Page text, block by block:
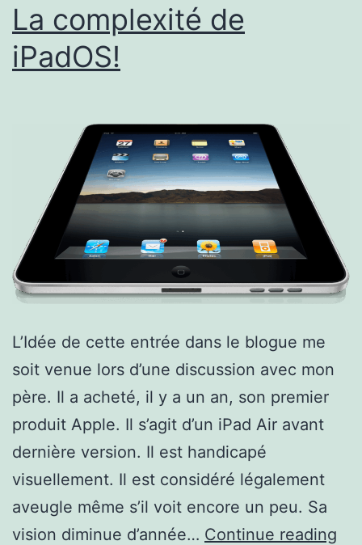
La complexité de
iPadOS!
L’Idée de cette entrée dans le blogue me
soit venue lors d’une discussion avec mon
père. Il a acheté, il y a un an, son premier
produit Apple. Il s’agit d’un iPad Air avant
dernière version. Il est handicapé
visuellement. Il est considéré légalement
aveugle même s’il voit encore un peu. Sa
vision diminue d’année… Continue reading